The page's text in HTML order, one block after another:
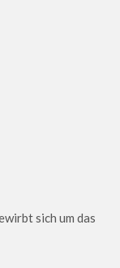
sich um das